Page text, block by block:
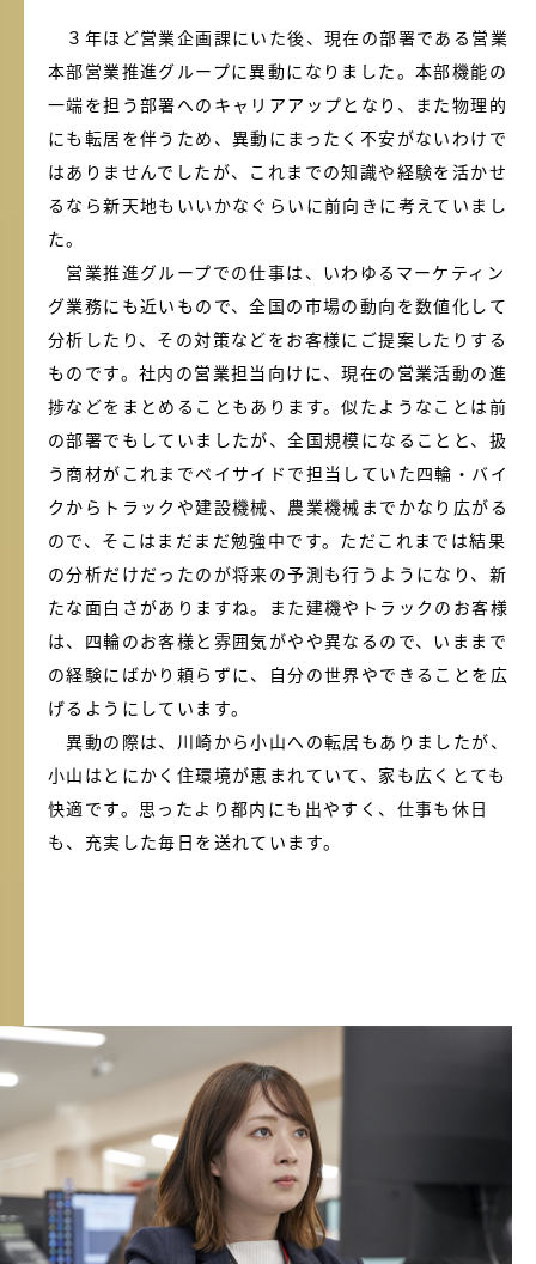
３年ほど営業企画課にいた後、現在の部署である営業
本部営業推進グループに異動になりました。本部機能の
一端を担う部署へのキャリアアップとなり、また物理的
にも転居を伴うため、異動にまったく不安がないわけで
はありませんでしたが、これまでの知識や経験を活かせ
るなら新天地もいいかなぐらいに前向きに考えていまし
た。
営業推進グループでの仕事は、いわゆるマーケティン
グ業務にも近いもので、全国の市場の動向を数値化して
分析したり、その対策などをお客様にご提案したりする
ものです。社内の営業担当向けに、現在の営業活動の進
捗などをまとめることもあります。似たようなことは前
の部署でもしていましたが、全国規模になることと、扱
う商材がこれまでベイサイドで担当していた四輪・バイ
クからトラックや建設機械、農業機械までかなり広がる
ので、そこはまだまだ勉強中です。ただこれまでは結果
の分析だけだったのが将来の予測も行うようになり、新
たな面白さがありますね。また建機やトラックのお客様
は、四輪のお客様と雰囲気がやや異なるので、いままで
の経験にばかり頼らずに、自分の世界やできることを広
げるようにしています。
異動の際は、川崎から小山への転居もありましたが、
小山はとにかく住環境が恵まれていて、家も広くとても
快適です。思ったより都内にも出やすく、仕事も休日
も、充実した毎日を送れています。